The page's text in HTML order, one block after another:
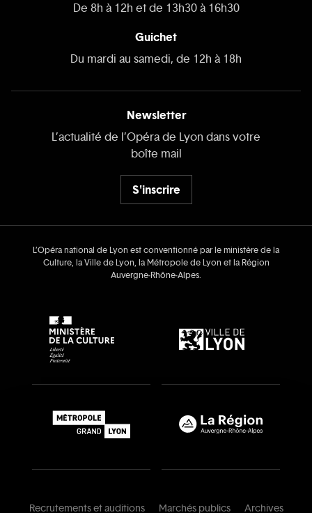
De 8h à 12h et de 13h30 à 16h30
Guichet
Du mardi au samedi, de 12h à 18h
Newsletter
L’actualité de l’Opéra de Lyon dans votre
boîte mail
S'inscrire
L’Opéra national de Lyon est conventionné par le ministère de la
Culture, la Ville de Lyon, la Métropole de Lyon et la Région
Auvergne‑Rhône‑Alpes.
Recrutements et auditions Marchés publics
Archives